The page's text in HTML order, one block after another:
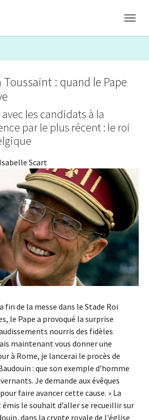
: quand le Pape
les candidats à la
par le plus récent : le roi
Isabelle Scart
fin de la messe dans le Stade Roi
le Pape a provoqué la surprise
nourris des fidèles
maintenant vous donner une
à Rome, je lancerai le procès de
: que son exemple d’homme
Je demande aux évêques
faire avancer cette cause. » La
le souhait d’aller se recueillir sur
dans la crypte royale de l'église